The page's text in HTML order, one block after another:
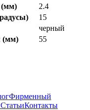
(мм)
2.4
15
черный
(мм)
55
Фирменный
СтатьиКонтакты